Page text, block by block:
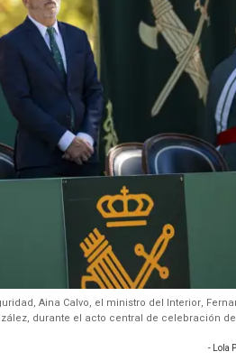
Aina Calvo, el ministro del Interior,
durante el acto central de celebración
- Lola